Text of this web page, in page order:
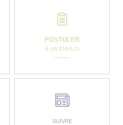
POSTULER
À UN EMPLOI
SUIVRE